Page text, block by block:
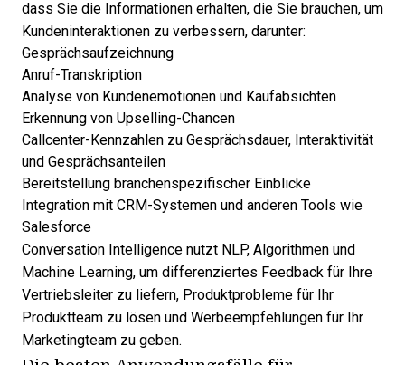
dass Sie die Informationen erhalten, die Sie brauchen, um
Kundeninteraktionen zu verbessern, darunter:
Gesprächsaufzeichnung
Anruf-Transkription
Analyse von Kundenemotionen und Kaufabsichten
Erkennung von Upselling-Chancen
Callcenter-Kennzahlen zu Gesprächsdauer, Interaktivität
und Gesprächsanteilen
Bereitstellung branchenspezifischer Einblicke
Integration mit CRM-Systemen und anderen Tools wie
Salesforce
Conversation Intelligence nutzt NLP, Algorithmen und
Machine Learning, um differenziertes Feedback für Ihre
Vertriebsleiter zu liefern, Produktprobleme für Ihr
Produktteam zu lösen und Werbeempfehlungen für Ihr
Marketingteam zu geben.